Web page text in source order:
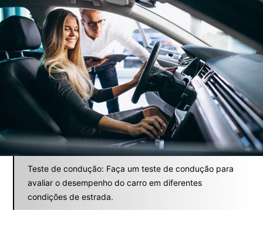
Teste de condução: Faça um teste de condução para
avaliar o desempenho do carro em diferentes
condições de estrada.